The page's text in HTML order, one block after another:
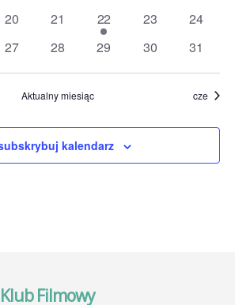
0
20
0
wydarzenia
21
1
wydarzenie
22
0
23
0
24
0
27
0
28
0
29
0
30
0
31
Aktualny miesiąc cze
kalendarz
Filmowy